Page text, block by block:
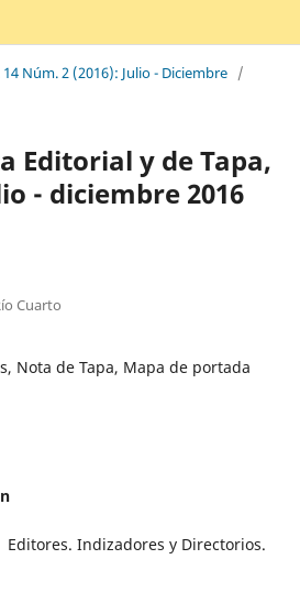
14 Núm. 2 (2016): Julio - Diciembre /
Editorial y de Tapa,
- diciembre 2016
Cuarto
Nota de Tapa, Mapa de portada
Editores. Indizadores y Directorios.